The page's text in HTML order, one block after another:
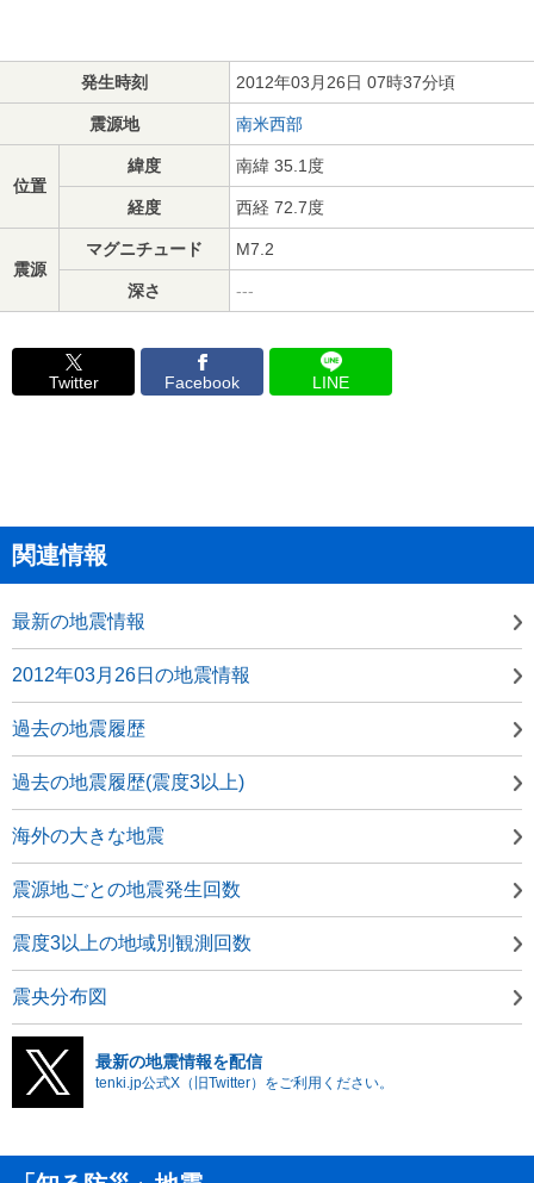
発生時刻 2012年03月26日 07時37分頃
震源地 南米西部
位置
緯度 南緯 35.1度
経度 西経 72.7度
震源
マグニチュード M7.2
深さ ---
Twitter Facebook LINE
関連情報
最新の地震情報
2012年03月26日の地震情報
過去の地震履歴
過去の地震履歴(震度3以上)
海外の大きな地震
震源地ごとの地震発生回数
震度3以上の地域別観測回数
震央分布図
最新の地震情報を配信
tenki.jp公式X（旧Twitter）をご利用ください。